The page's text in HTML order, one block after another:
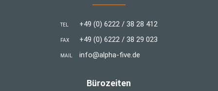
TEL +49 (0) 6222 / 38 28 412
FAX +49 (0) 6222 / 38 29 023
MAIL info@alpha-five.de
Bürozeiten